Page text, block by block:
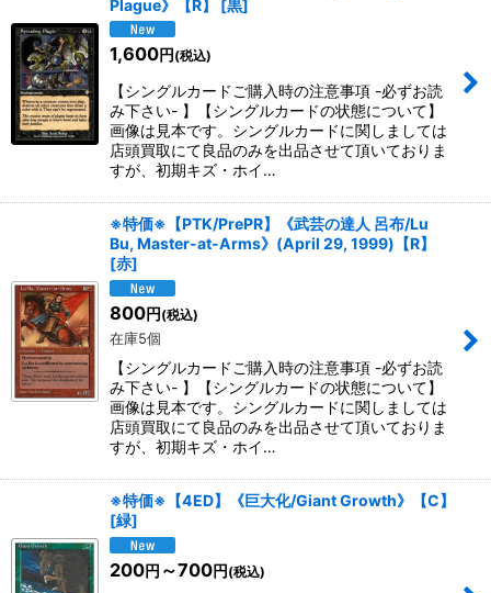
Plague》【R】
[黒]
1,600円 (税込)
【シングルカードご購入時の注意事項 -必ずお読
み下さい- 】【シングルカードの状態について】
画像は見本です。シングルカードに関しましては
店頭買取にて良品のみを出品させて頂いておりま
すが、初期キズ・ホイ…
※特価※【PTK/PrePR】《武芸の達人 呂布/Lu
Bu, Master-at-Arms》(April 29, 1999)【R】
[赤]
800円 (税込)
在庫5個
【シングルカードご購入時の注意事項 -必ずお読
み下さい- 】【シングルカードの状態について】
画像は見本です。シングルカードに関しましては
店頭買取にて良品のみを出品させて頂いておりま
すが、初期キズ・ホイ…
※特価※【4ED】《巨大化/Giant Growth》【C】
[緑]
200円 ～700円 (税込)